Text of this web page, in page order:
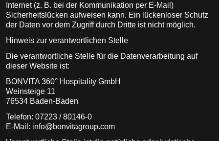
Internet (z. B. bei der Kommunikation per E-Mail)
Sicherheitslücken aufweisen kann. Ein lückenloser Schutz
der Daten vor dem Zugriff durch Dritte ist nicht möglich.
Hinweis zur verantwortlichen Stelle
Die verantwortliche Stelle für die Datenverarbeitung auf
dieser Website ist:
BONVITA 360° Hospitality GmbH
Weinsteige 11
76534 Baden-Baden
Telefon: 07223 / 80146-0
E-Mail: info@bonvitagroup.com